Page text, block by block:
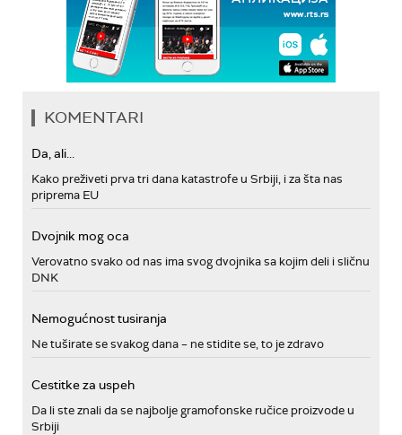
KOMENTARI
Da, ali...
Kako preživeti prva tri dana katastrofe u Srbiji, i za šta nas
priprema EU
Dvojnik mog oca
Verovatno svako od nas ima svog dvojnika sa kojim deli i sličnu
DNK
Nemogućnost tusiranja
Ne tuširate se svakog dana – ne stidite se, to je zdravo
Cestitke za uspeh
Da li ste znali da se najbolje gramofonske ručice proizvode u
Srbiji